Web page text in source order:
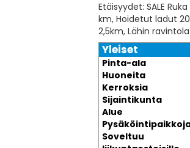
Etäisyydet: SALE
km, Hoidetut ladut
2,5km, Lähin
Yleiset
Pinta-ala
Huoneita
Kerroksia
Sijaintikunta
Alue
Soveltuu